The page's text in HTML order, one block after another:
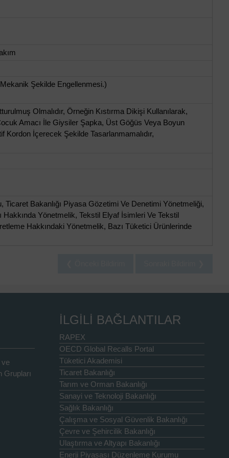
Mekanik Şekilde Engellenmesi.)
Olmalıdır, Örneğin Kıstırma Dikişi Kullanılarak,
Amacı İle Giysiler Şapka, Üst Göğüs Veya Boyun
İçerecek Şekilde Tasarlanmamalıdır,
Ticaret Bakanlığı Piyasa Gözetimi Ve Denetimi Yönetmeliği,
Hakkında Yönetmelik, Tekstil Elyaf İsimleri Ve Tekstil
Hakkındaki Yönetmelik, Bazı Tüketici Ürünlerinde
ve
Grupları
İLGİLİ BAĞLANTILAR
RAPEX
OECD Global Recalls Portal
Tüketici Akademisi
Ticaret Bakanlığı
Tarım ve Orman Bakanlığı
Sanayi ve Teknoloji Bakanlığı
Sağlık Bakanlığı
Çalışma ve Sosyal Güvenlik Bakanlığı
Çevre ve Şehircilik Bakanlığı
Ulaştırma ve Altyapı Bakanlığı
Enerji Piyasası Düzenleme Kurumu